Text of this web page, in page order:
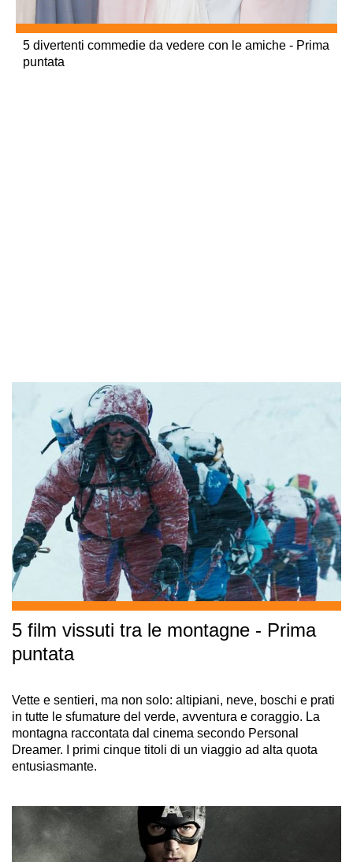
5 divertenti commedie da vedere con le amiche - Prima
puntata
5 film vissuti tra le montagne - Prima
puntata
Vette e sentieri, ma non solo: altipiani, neve, boschi e prati
in tutte le sfumature del verde, avventura e coraggio. La
montagna raccontata dal cinema secondo Personal
Dreamer. I primi cinque titoli di un viaggio ad alta quota
entusiasmante.